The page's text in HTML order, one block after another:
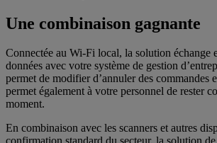
Une combinaison gagnante
Connectée au Wi-Fi local, la solution échange
données avec votre système de gestion
permet de modifier d’annuler des commandes
permet également à votre personnel de rester
moment.
En combinaison avec les scanners et autres